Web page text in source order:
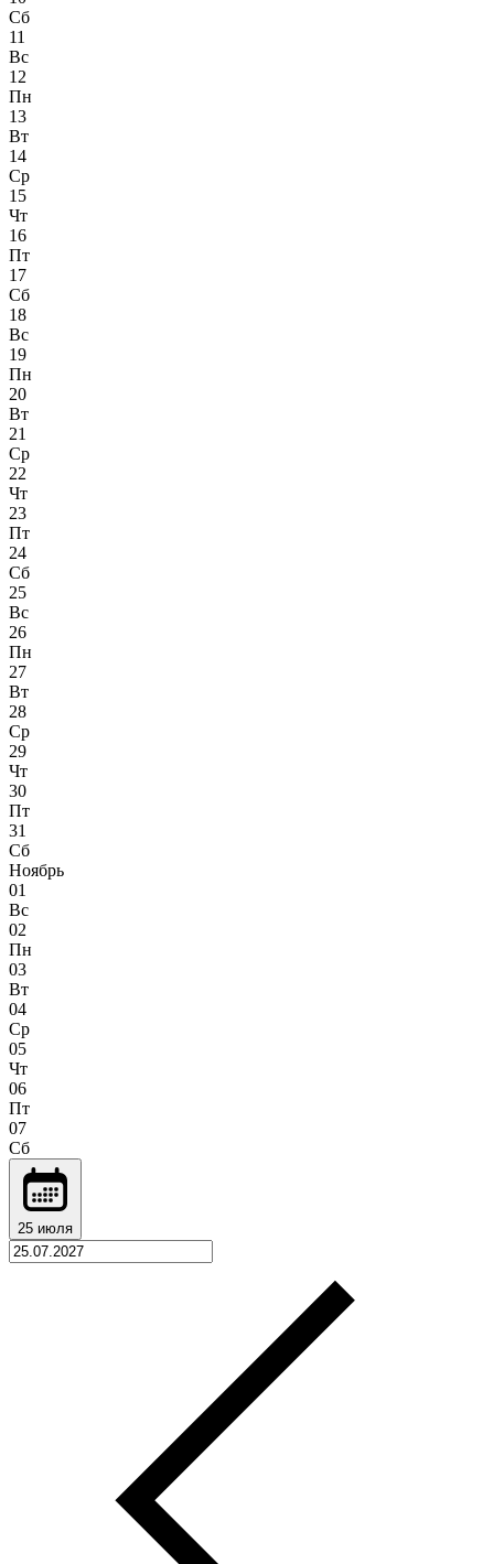
Сб
11
Вс
12
Пн
13
Вт
14
Ср
15
Чт
16
Пт
17
Сб
18
Вс
19
Пн
20
Вт
21
Ср
22
Чт
23
Пт
24
Сб
25
Вс
26
Пн
27
Вт
28
Ср
29
Чт
30
Пт
31
Сб
Ноябрь
01
Вс
02
Пн
03
Вт
04
Ср
05
Чт
06
Пт
07
Сб
25 июля